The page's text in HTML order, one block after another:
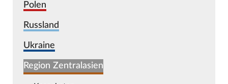
Polen
Russland
Ukraine
Region Zentralasien